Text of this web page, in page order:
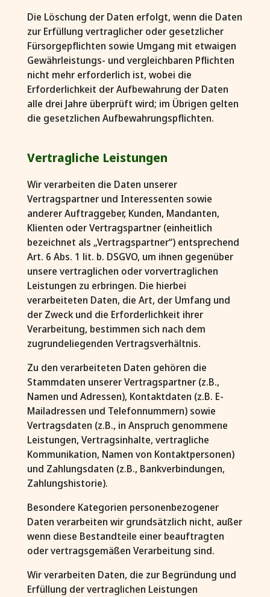
Die Löschung der Daten erfolgt, wenn die Daten
zur Erfüllung vertraglicher oder gesetzlicher
Fürsorgepflichten sowie Umgang mit etwaigen
Gewährleistungs- und vergleichbaren Pflichten
nicht mehr erforderlich ist, wobei die
Erforderlichkeit der Aufbewahrung der Daten
alle drei Jahre überprüft wird; im Übrigen gelten
die gesetzlichen Aufbewahrungspflichten.
Vertragliche Leistungen
Wir verarbeiten die Daten unserer
Vertragspartner und Interessenten sowie
anderer Auftraggeber, Kunden, Mandanten,
Klienten oder Vertragspartner (einheitlich
bezeichnet als „Vertragspartner“) entsprechend
Art. 6 Abs. 1 lit. b. DSGVO, um ihnen gegenüber
unsere vertraglichen oder vorvertraglichen
Leistungen zu erbringen. Die hierbei
verarbeiteten Daten, die Art, der Umfang und
der Zweck und die Erforderlichkeit ihrer
Verarbeitung, bestimmen sich nach dem
zugrundeliegenden Vertragsverhältnis.
Zu den verarbeiteten Daten gehören die
Stammdaten unserer Vertragspartner (z.B.,
Namen und Adressen), Kontaktdaten (z.B. E-
Mailadressen und Telefonnummern) sowie
Vertragsdaten (z.B., in Anspruch genommene
Leistungen, Vertragsinhalte, vertragliche
Kommunikation, Namen von Kontaktpersonen)
und Zahlungsdaten (z.B., Bankverbindungen,
Zahlungshistorie).
Besondere Kategorien personenbezogener
Daten verarbeiten wir grundsätzlich nicht, außer
wenn diese Bestandteile einer beauftragten
oder vertragsgemäßen Verarbeitung sind.
Wir verarbeiten Daten, die zur Begründung und
Erfüllung der vertraglichen Leistungen